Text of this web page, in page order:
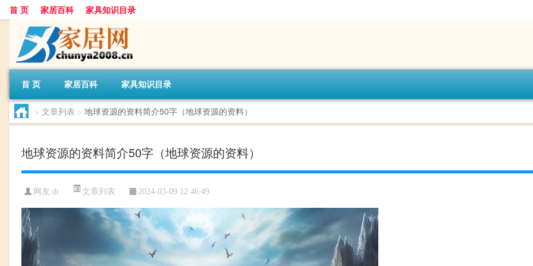
首 页 家居百科 家具知识目录
首 页 家居百科 家具知识目录
> 文章列表 > 地球资源的资料简介50字（地球资源的资料）
地球资源的资料简介50字（地球资源的资料）
网友:dr 文章列表 2024-03-09 12:46:49